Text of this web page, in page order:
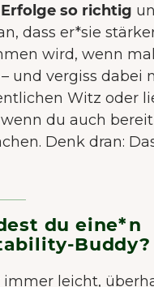
so richtig
dass er*sie
wird, wenn
und vergiss dabei
Witz oder
du auch
Denk dran:
du eine*n
Buddy?
immer leicht,